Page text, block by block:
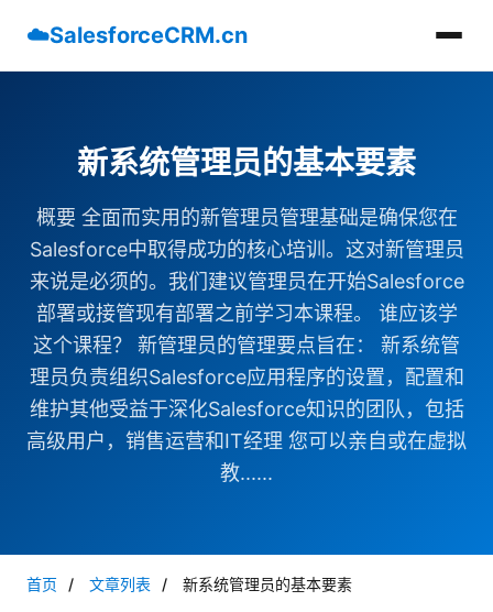
☁️SalesforceCRM.cn
新系统管理员的基本要素
概要 全面而实用的新管理员管理基础是确保您在
Salesforce中取得成功的核心培训。这对新管理员
来说是必须的。我们建议管理员在开始Salesforce
部署或接管现有部署之前学习本课程。 谁应该学
这个课程？ 新管理员的管理要点旨在： 新系统管
理员负责组织Salesforce应用程序的设置，配置和
维护其他受益于深化Salesforce知识的团队，包括
高级用户，销售运营和IT经理 您可以亲自或在虚拟
教......
首页 / 文章列表 / 新系统管理员的基本要素